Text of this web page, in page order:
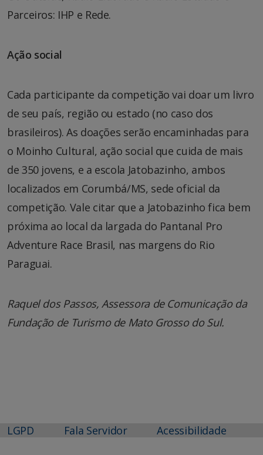
Parceiros: IHP e Rede.
Ação social
Cada participante da competição vai doar um livro
de seu país, região ou estado (no caso dos
brasileiros). As doações serão encaminhadas para
o Moinho Cultural, ação social que cuida de mais
de 350 jovens, e a escola Jatobazinho, ambos
localizados em Corumbá/MS, sede oficial da
competição. Vale citar que a Jatobazinho fica bem
próxima ao local da largada do Pantanal Pro
Adventure Race Brasil, nas margens do Rio
Paraguai.
Raquel dos Passos, Assessora de Comunicação da
Fundação de Turismo de Mato Grosso do Sul.
LGPD Fala Servidor Acessibilidade